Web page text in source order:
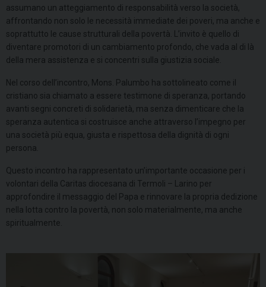
assumano un atteggiamento di responsabilità verso la società,
affrontando non solo le necessità immediate dei poveri, ma anche e
soprattutto le cause strutturali della povertà. L’invito è quello di
diventare promotori di un cambiamento profondo, che vada al di là
della mera assistenza e si concentri sulla giustizia sociale.
Nel corso dell’incontro, Mons. Palumbo ha sottolineato come il
cristiano sia chiamato a essere testimone di speranza, portando
avanti segni concreti di solidarietà, ma senza dimenticare che la
speranza autentica si costruisce anche attraverso l’impegno per
una società più equa, giusta e rispettosa della dignità di ogni
persona.
Questo incontro ha rappresentato un’importante occasione per i
volontari della Caritas diocesana di Termoli – Larino per
approfondire il messaggio del Papa e rinnovare la propria dedizione
nella lotta contro la povertà, non solo materialmente, ma anche
spiritualmente.